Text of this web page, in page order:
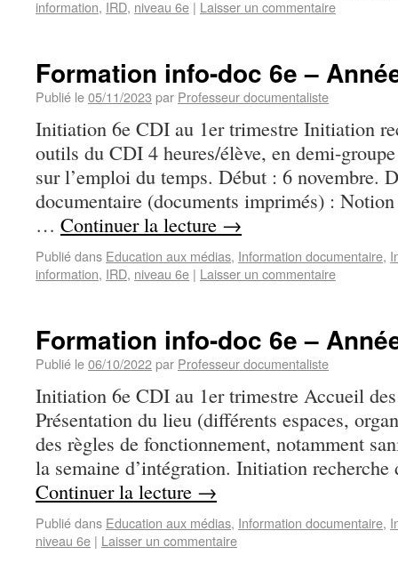
information, IRD, niveau 6e | Laisser un commentaire
Formation info-doc 6e –
Publié le05/11/2023 par Professeur documentaliste
Initiation 6e CDI au 1er trimestre Initiation
outils du CDI 4 heures/élève, en demi-
sur l’emploi du temps. Début : 6 novembre.
documentaire (documents imprimés) :
… Continuer la lecture →
Publié dans Education aux médias, Information documentaire,
information, IRD, niveau 6e | Laisser un commentaire
Formation info-doc 6e –
Publié le06/10/2022par Professeur documentaliste
Initiation 6e CDI au 1er trimestre Accueil
Présentation du lieu (différents espaces,
des règles de fonctionnement, notamment
la semaine d’intégration. Initiation
Continuer la lecture →
Publié dans Education aux médias, Information documentaire,
niveau 6e | Laisser un commentaire